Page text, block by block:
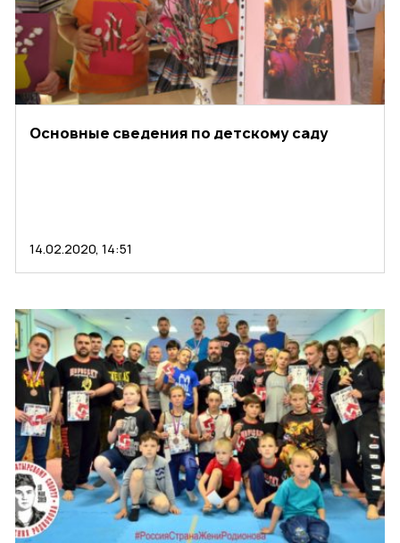
Основные сведения по детскому саду
14.02.2020, 14:51